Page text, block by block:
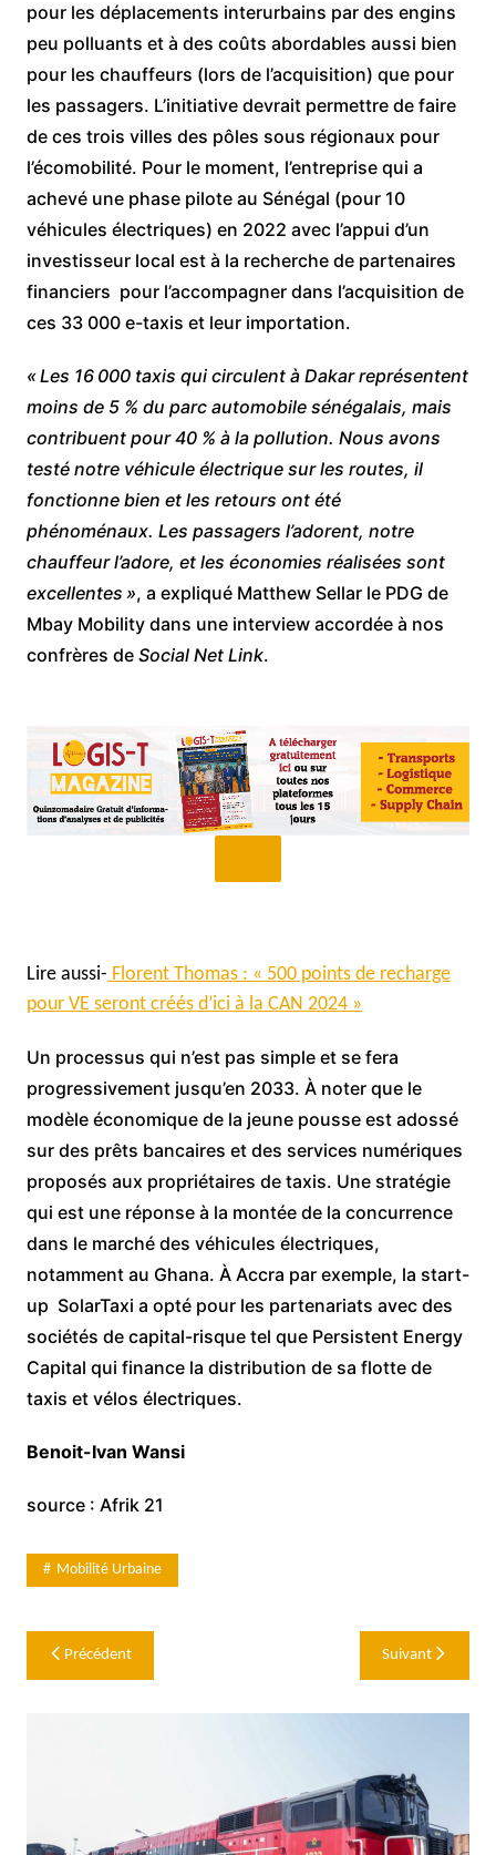
pour les déplacements interurbains par des engins
peu polluants et à des coûts abordables aussi bien
pour les chauffeurs (lors de l’acquisition) que pour
les passagers. L’initiative devrait permettre de faire
de ces trois villes des pôles sous régionaux pour
l’écomobilité. Pour le moment, l’entreprise qui a
achevé une phase pilote au Sénégal (pour 10
véhicules électriques) en 2022 avec l’appui d’un
investisseur local est à la recherche de partenaires
financiers pour l’accompagner dans l’acquisition de
ces 33 000 e-taxis et leur importation.
« Les 16 000 taxis qui circulent à Dakar représentent
moins de 5 % du parc automobile sénégalais, mais
contribuent pour 40 % à la pollution. Nous avons
testé notre véhicule électrique sur les routes, il
fonctionne bien et les retours ont été
phénoménaux. Les passagers l’adorent, notre
chauffeur l’adore, et les économies réalisées sont
excellentes », a expliqué Matthew Sellar le PDG de
Mbay Mobility dans une interview accordée à nos
confrères de Social Net Link.
Lire aussi- Florent Thomas : « 500 points de recharge
pour VE seront créés d’ici à la CAN 2024 »
Un processus qui n’est pas simple et se fera
progressivement jusqu’en 2033. À noter que le
modèle économique de la jeune pousse est adossé
sur des prêts bancaires et des services numériques
proposés aux propriétaires de taxis. Une stratégie
qui est une réponse à la montée de la concurrence
dans le marché des véhicules électriques,
notamment au Ghana. À Accra par exemple, la start-
up SolarTaxi a opté pour les partenariats avec des
sociétés de capital-risque tel que Persistent Energy
Capital qui finance la distribution de sa flotte de
taxis et vélos électriques.
Benoit-Ivan Wansi
source : Afrik 21
Mobilité Urbaine
Navigation
de
Précédent Suivant